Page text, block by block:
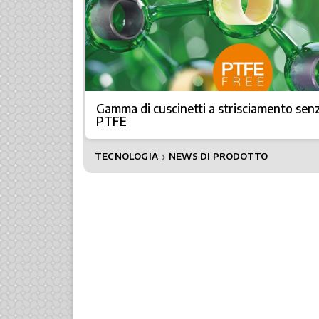
Gamma di cuscinetti a strisciamento
PTFE
TECNOLOGIA ❯ NEWS DI PRODOTTO